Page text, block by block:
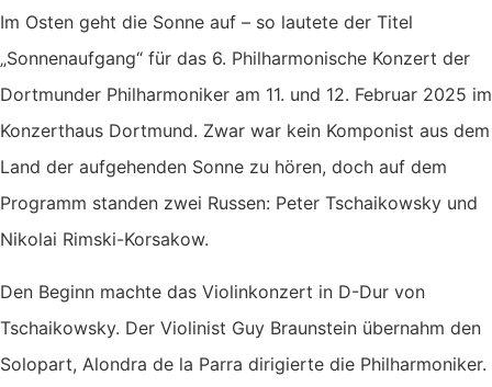
Im Osten geht die Sonne auf – so lautete der Titel
„Sonnenaufgang“ für das 6. Philharmonische Konzert der
Dortmunder Philharmoniker am 11. und 12. Februar 2025 im
Konzerthaus Dortmund. Zwar war kein Komponist aus dem
Land der aufgehenden Sonne zu hören, doch auf dem
Programm standen zwei Russen: Peter Tschaikowsky und
Nikolai Rimski-Korsakow.
Den Beginn machte das Violinkonzert in D-Dur von
Tschaikowsky. Der Violinist Guy Braunstein übernahm den
Solopart, Alondra de la Parra dirigierte die Philharmoniker.